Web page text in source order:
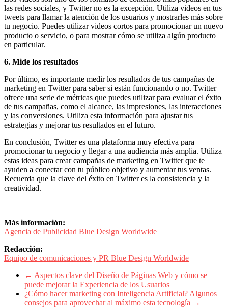
Eventos
de
Marketing,
Mercadotecnia,
Eventos
Publicitarios,
Colecciónes,
Marcas,
Insigns,
TV,
Radio,
Creatividad,
SEO,
SEM,
Free
Press,
RRPP,
Spots,
Comerciales,
Periodismo,
Revistas,
BTL,
Periódicos
Producción
Gráfica
Colombia.
las redes sociales, y Twitter no es la excepción. Utiliza videos en tus
tweets para llamar la atención de los usuarios y mostrarles más sobre
tu negocio. Puedes utilizar videos cortos para promocionar un nuevo
producto o servicio, o para mostrar cómo se utiliza algún producto
en particular.
6. Mide los resultados
Por último, es importante medir los resultados de tus campañas de
marketing en Twitter para saber si están funcionando o no. Twitter
ofrece una serie de métricas que puedes utilizar para evaluar el éxito
de tus campañas, como el alcance, las impresiones, las interacciones
y las conversiones. Utiliza esta información para ajustar tus
estrategias y mejorar tus resultados en el futuro.
En conclusión, Twitter es una plataforma muy efectiva para
promocionar tu negocio y llegar a una audiencia más amplia. Utiliza
estas ideas para crear campañas de marketing en Twitter que te
ayuden a conectar con tu público objetivo y aumentar tus ventas.
Recuerda que la clave del éxito en Twitter es la consistencia y la
creatividad.
Más información:
Agencia de Publicidad Blue Design Worldwide
Redacción:
Equipo de comunicaciones y PR Blue Design Worldwide
← Aspectos clave del Diseño de Páginas Web y cómo se
puede mejorar la Experiencia de los Usuarios
¿Cómo hacer marketing con Inteligencia Artificial? Algunos
consejos para aprovechar al máximo esta tecnología →